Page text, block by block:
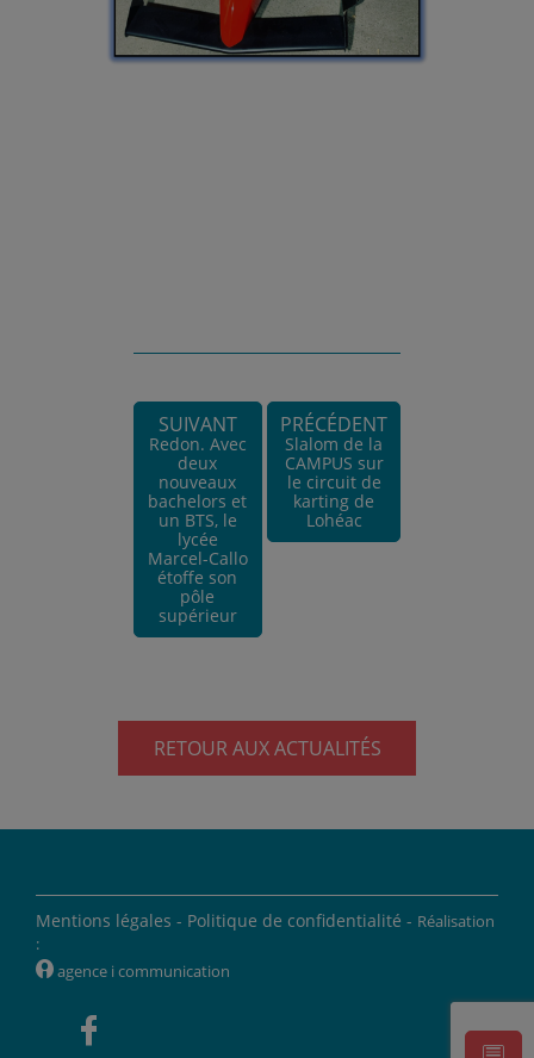
SUIVANT
Redon. Avec
deux
nouveaux
bachelors et
un BTS, le
lycée
Marcel-Callo
étoffe son
pôle
supérieur
PRÉCÉDENT
Slalom de la
CAMPUS sur
le circuit de
karting de
Lohéac
RETOUR AUX ACTUALITÉS
Mentions légales - Politique de confidentialité - Réalisation
:
W agence i communication
'